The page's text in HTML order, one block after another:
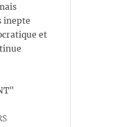
inepte
et